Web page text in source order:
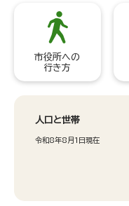
市役所への
行き方
人口と世帯
令和8年8月1日現在